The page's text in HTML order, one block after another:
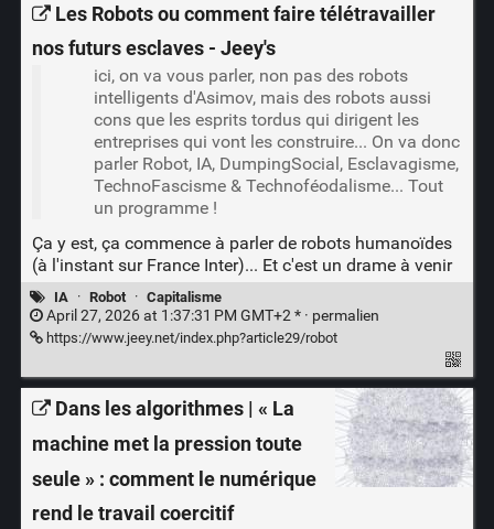
Les Robots ou comment faire télétravailler
nos futurs esclaves - Jeey's
ici, on va vous parler, non pas des robots
intelligents d'Asimov, mais des robots aussi
cons que les esprits tordus qui dirigent les
entreprises qui vont les construire... On va donc
parler Robot, IA, DumpingSocial, Esclavagisme,
TechnoFascisme & Technoféodalisme... Tout
un programme !
Ça y est, ça commence à parler de robots humanoïdes
(à l'instant sur France Inter)... Et c'est un drame à venir
IA · Robot · Capitalisme
April 27, 2026 at 1:37:31 PM GMT+2 * · permalien
https://www.jeey.net/index.php?article29/robot
Dans les algorithmes | « La
machine met la pression toute
seule » : comment le numérique
rend le travail coercitif